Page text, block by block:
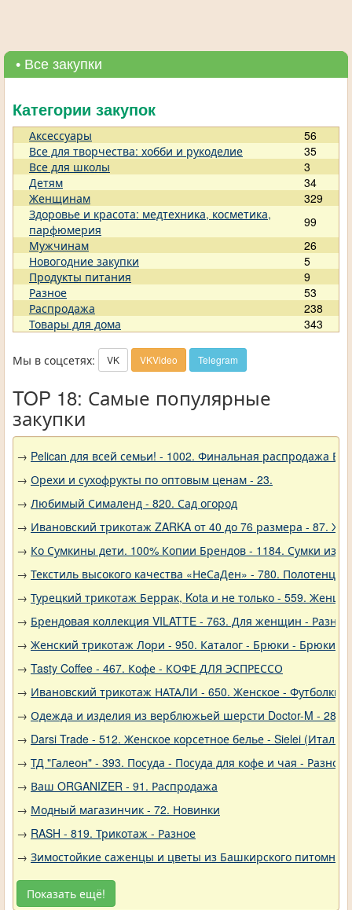
• Все закупки
Категории закупок
Аксессуары
56
Все для творчества: хобби и рукоделие
35
Все для школы
3
Детям
34
Женщинам
329
Здоровье и красота: медтехника, косметика,
парфюмерия
99
Мужчинам
26
Новогодние закупки
5
Продукты питания
9
Разное
53
Распродажа
238
Товары для дома
343
Мы в соцсетях: VK VKVideo Telegram
TOP 18: Самые популярные
закупки
→ Pelican для всей семьи! - 1002. Финальная распродажа
→ Орехи и сухофрукты по оптовым ценам - 23.
→ Любимый Сималенд - 820. Сад огород
→ Ивановский трикотаж ZARKA от 40 до 76 размера - 87.
→ Ко Сумкины дети. 100% Копии Брендов - 1184. Сумки из
→ Текстиль высокого качества «НеСаДен» - 780.
→ Турецкий трикотаж Беррак, Kota и не только - 559.
→ Брендовая коллекция VILATTE - 763. Для женщин - Разное
→ Женский трикотаж Лори - 950. Каталог - Брюки - Брюки
→ Tasty Coffee - 467. Кофе - КОФЕ ДЛЯ ЭСПРЕССО
→ Ивановский трикотаж НАТАЛИ - 650. Женское - Футболки,
→ Одежда и изделия из верблюжьей шерсти Doctor-M -
→ Darsi Trade - 512. Женское корсетное белье - Sielei (Италия)
→ ТД "Галеон" - 393. Посуда - Посуда для кофе и чая - Разное
→ Ваш ORGANIZER - 91. Распродажа
→ Модный магазинчик - 72. Новинки
→ RASH - 819. Трикотаж - Разное
→ Зимостойкие саженцы и цветы из Башкирского
Показать ещё!